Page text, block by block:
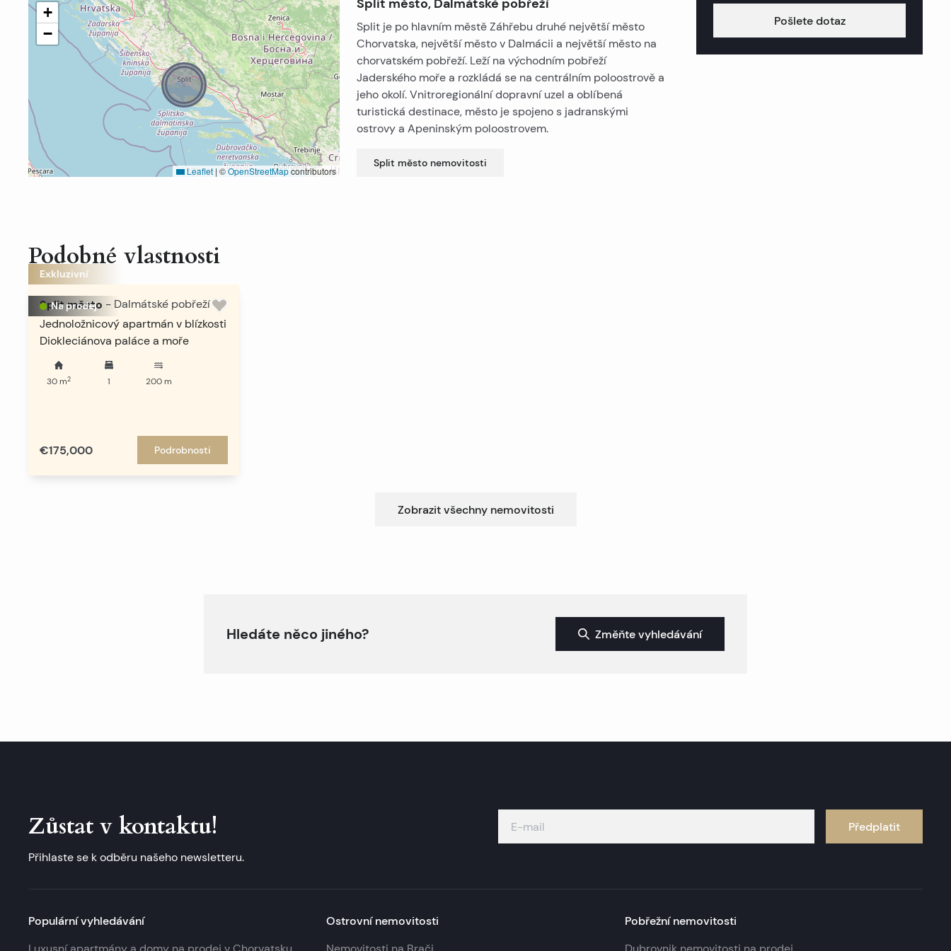
+
−
Leaflet | ©OpenStreetMapcontributors
Split je po hlavním městě Záhřebu druhé největší město
Chorvatska, největší město v Dalmácii a největší město na
chorvatském pobřeží. Leží na východním pobřeží
Jaderského moře a rozkládá se na centrálním poloostrově a
jeho okolí. Vnitroregionální dopravní uzel a oblíbená
turistická destinace, město je spojeno s jadranskými
ostrovy a Apeninským poloostrovem.
Split město nemovitosti
Pošlete dotaz
Podobné vlastnosti
Na prodej
Exkluzivní
Split město - Dalmátské pobřeží
Jednoložnicový apartmán v blízkosti
Diokleciánova paláce a moře
30 m2 1 200m
€175,000 Podrobnosti
Zobrazit všechny nemovitosti
Hledáte něco jiného? Změňte vyhledávání
Zůstat v kontaktu!
Přihlaste se k odběru našeho newsletteru.
Předplatit
Populární vyhledávání Ostrovní nemovitosti Pobřežní nemovitosti